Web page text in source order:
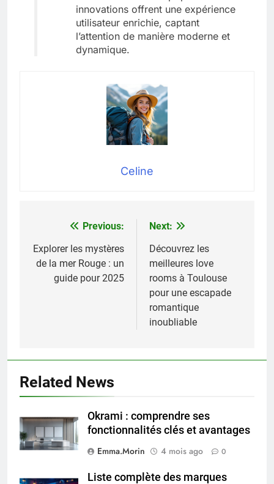
innovations offrent une expérience
utilisateur enrichie, captant
l’attention de manière moderne et
dynamique.
Celine
Navigation
de
l’article
Previous:
Explorer les mystères
de la mer Rouge : un
guide pour 2025
Next:
Découvrez les
meilleures love
rooms à Toulouse
pour une escapade
romantique
inoubliable
Related News
Okrami : comprendre ses
fonctionnalités clés et avantages
Emma.Morin
4 mois ago 0
Liste complète des marques